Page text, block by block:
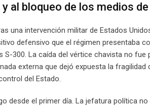
al bloqueo de los medios
una intervención militar de Estados
defensivo que el régimen presentaba
300. La caída del vértice chavista no
externa que dejó expuesta la
del Estado.
desde el primer día. La jefatura política